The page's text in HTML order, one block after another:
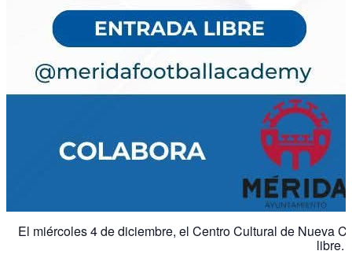
El miércoles 4 de diciembre, el Centro Cultural de Nueva
libre.